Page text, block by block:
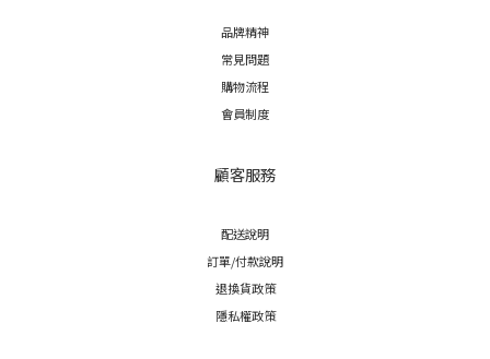
品牌精神
常見問題
購物流程
會員制度
顧客服務
配送說明
訂單/付款說明
退換貨政策
隱私權政策